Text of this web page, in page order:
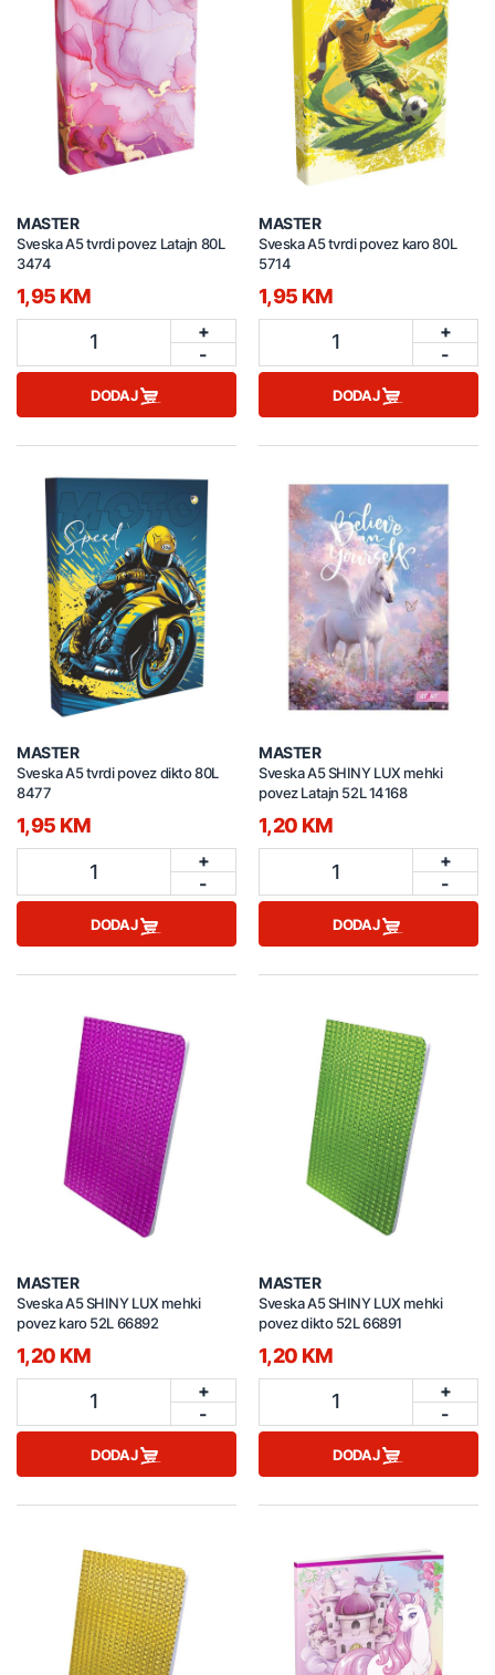
MASTER
Sveska A5 tvrdi povez Latajn 80L
3474
1,95 KM
1
+
-
DODAJ
MASTER
Sveska A5 tvrdi povez karo 80L
5714
1,95 KM
1
+
-
DODAJ
MASTER
Sveska A5 tvrdi povez dikto 80L
8477
1,95 KM
1
+
-
DODAJ
MASTER
Sveska A5 SHINY LUX mehki
povez Latajn 52L 14168
1,20 KM
1
+
-
DODAJ
MASTER
Sveska A5 SHINY LUX mehki
povez karo 52L 66892
1,20 KM
1
+
-
DODAJ
MASTER
Sveska A5 SHINY LUX mehki
povez dikto 52L 66891
1,20 KM
1
+
-
DODAJ